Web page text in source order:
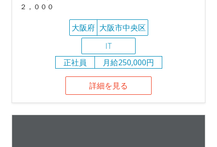
２，０００
大阪府 大阪市中央区
IT
正社員
月給250,000円
詳細を見る